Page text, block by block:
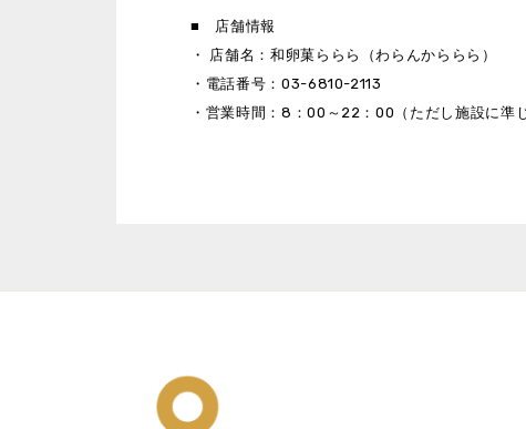
■ 店舗情報
・ 店舗名：和卵菓ららら（わらんかららら）
・電話番号：03-6810-2113
・営業時間：8：00～22：00（ただし施設に準